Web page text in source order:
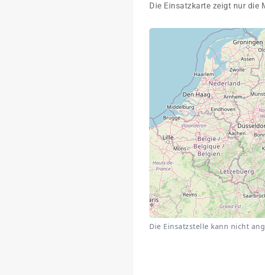
Die Einsatzkarte zeigt nur die
Die Einsatzstelle kann nicht